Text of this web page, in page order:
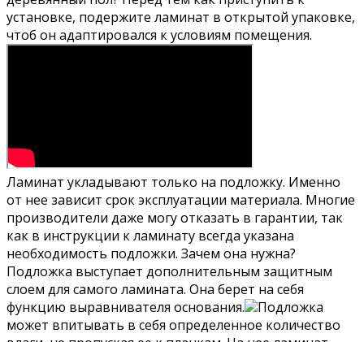
установке, подержите ламинат в открытой упаковке,
чтоб он адаптировался к условиям помещения.
Ламинат укладывают только на подложку. Именно
от нее зависит срок эксплуатации материала. Многие
производители даже могу отказать в гарантии, так
как в инструкции к ламинату всегда указана
необходимость подложки. Зачем она нужна?
Подложка выступает дополнительным защитным
слоем для самого ламината. Она берет на себя
функцию выравнивателя основания.
Подложка
может впитывать в себя определенное количество